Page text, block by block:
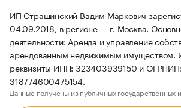
ИП Страшинский Вадим Маркович
04.09.2018, в регионе — г. Москва.
деятельности: Аренда и управление
арендованным недвижимым имуществом.
реквизиты ИНН: 323403939150 и ОГРНИП:
318774600475154.
Данные получены из публичных государственных